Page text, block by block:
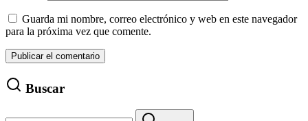
Guarda mi nombre, correo electrónico y web en este navegador
para la próxima vez que comente.
Buscar